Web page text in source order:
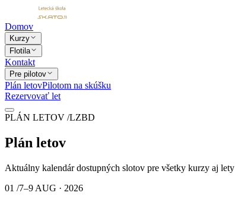
Domov
Kurzy
Flotila
Kontakt
Pre pilotov
Plán letovPilotom na skúšku
Rezervovať let
PLÁN LETOV /LZBD
Plán letov
Aktuálny kalendár dostupných slotov pre všetky kurzy aj lety
01 /7–9 AUG · 2026